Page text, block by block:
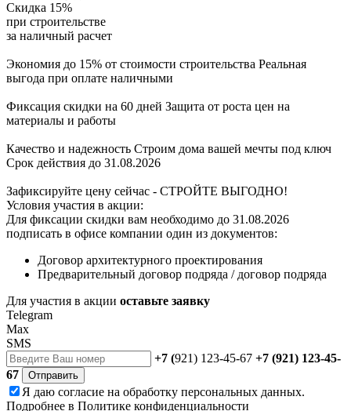
Скидка 15%
при строительстве
за наличный расчет
Экономия до 15% от стоимости строительства Реальная
выгода при оплате наличными
Фиксация скидки на 60 дней Защита от роста цен на
материалы и работы
Качество и надежность Строим дома вашей мечты под ключ
Срок действия до 31.08.2026
Зафиксируйте цену сейчас - СТРОЙТЕ ВЫГОДНО!
Условия участия в акции:
Для фиксации скидки вам необходимо до 31.08.2026
подписать в офисе компании один из документов:
Договор архитектурного проектирования
Предварительный договор подряда / договор подряда
Для участия в акции оставьте заявку
Telegram
Max
SMS
+7 (921) 123-45-67 +7 (921) 123-45-
67
Отправить
Я даю согласие на обработку персональных данных.
Подробнее в Политике конфиденциальности